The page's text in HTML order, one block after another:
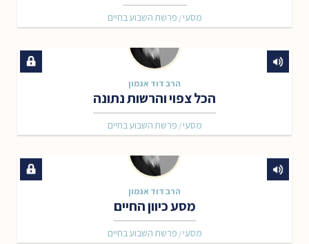
פרשת השבוע בחיים /מסעי
הרב דוד אגמון
הכל צפוי והרשות נתונה
פרשת השבוע בחיים /מסעי
הרב דוד אגמון
מסע כיוון החיים
פרשת השבוע בחיים /מסעי